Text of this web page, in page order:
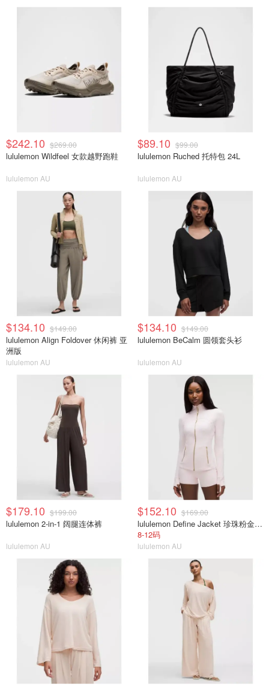
$242.10 $269.00
lululemon Wildfeel 女款越野跑鞋
lululemon AU
$89.10 $99.00
lululemon Ruched 托特包 24L
lululemon AU
$134.10 $149.00
lululemon Align Foldover 休闲裤 亚
洲版
lululemon AU
$134.10 $149.00
lululemon BeCalm 圆领套头衫
lululemon AU
$179.10 $199.00
lululemon 2-in-1 阔腿连体裤
lululemon AU
$152.10 $169.00
lululemon Define Jacket 珍珠粉金拉链
8-12码
lululemon AU